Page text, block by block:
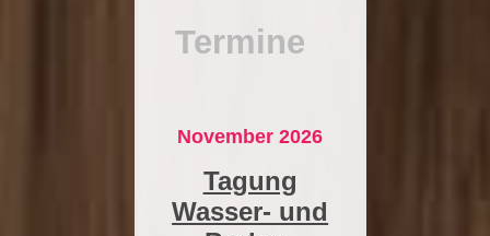
Termine
November 2026
Tagung
Wasser- und